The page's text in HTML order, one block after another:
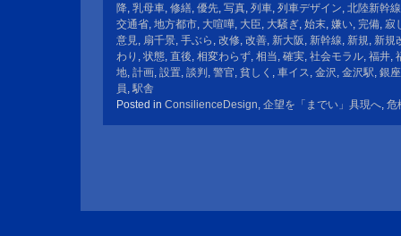
降, 乳母車, 修繕, 優先, 写真, 列車, 列車デザイン, 北陸新幹線
交通省, 地方都市, 大喧嘩, 大臣, 大騒ぎ, 始末, 嫌い, 完備, 寂
意見, 扇千景, 手ぶら , 改修, 改善, 新大阪 , 新幹線, 新規, 新規
わり , 状態, 直後, 相変わらず, 相当, 確実, 社会モラル, 福井,
地, 計画, 設置, 談判 , 警官, 貧しく , 車イス, 金沢, 金沢駅, 銀座
員, 駅舎
Posted in ConsilienceDesign, 企望を「までい」具現へ, 危